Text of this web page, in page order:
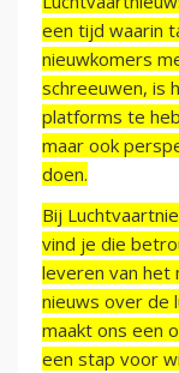
een tijd waarin
nieuwkomers
schreeuwen, is
platforms te
maar ook
doen.
Bij
vind je die
leveren van het
nieuws over de
maakt ons een
een stap voor